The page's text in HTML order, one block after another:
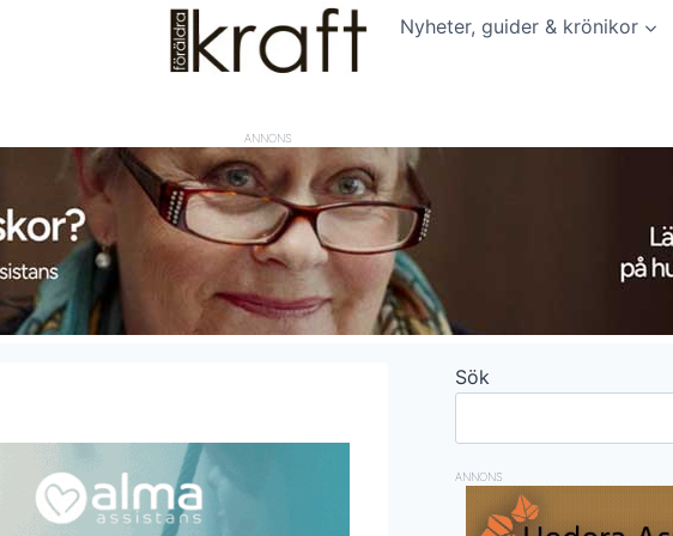
Nyheter, guider & krönikor
ANNONS
Sök
ANNONS